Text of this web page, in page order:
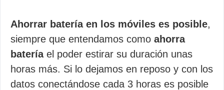
Ahorrar batería en los móviles es posible,
siempre que entendamos como ahorra
bateríael poder estirar su duración unas
horas más. Si lo dejamos en reposo y con los
datos conectándose cada 3 horas es posible